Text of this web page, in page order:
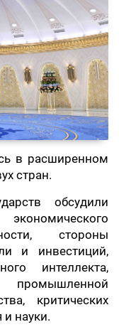
в расширенном
стран.
обсудили
стороны
и инвестиций,
интеллекта,
критических
науки.